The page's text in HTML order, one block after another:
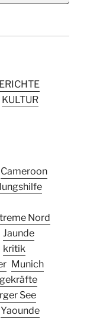
KULTUR
Cameroon
Nord
Jaunde
kritik
Munich
See
Yaounde